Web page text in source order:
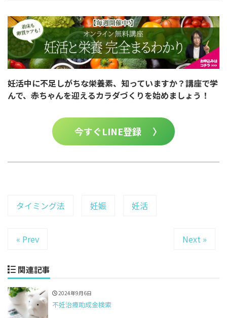
妊活中に不足しがちな栄養素、知っていますか？講座で学
んで、赤ちゃんを迎えるカラダづくりを始めましょう！
今すぐLINE登録 〉
タイミング法 妊娠 妊活
« Prev Next »
関連記事
2024年9月6日
不妊治療助成金検索